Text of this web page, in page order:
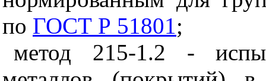
по ГОСТ Р 51801;
метод 215-1.2 -